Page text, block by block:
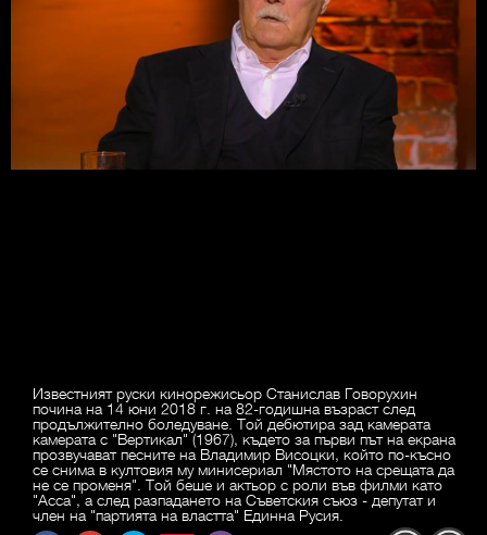
Известният руски кинорежисьор Станислав Говорухин
почина на 14 юни 2018 г. на 82-годишна възраст след
продължително боледуване. Той дебютира зад камерата
камерата с "Вертикал" (1967), където за първи път на екрана
прозвучават песните на Владимир Висоцки, който по-късно
се снима в култовия му минисериал "Мястото на срещата да
не се променя". Той беше и актьор с роли във филми като
"Асса", а след разпадането на Съветския съюз - депутат и
член на "партията на властта" Единна Русия.